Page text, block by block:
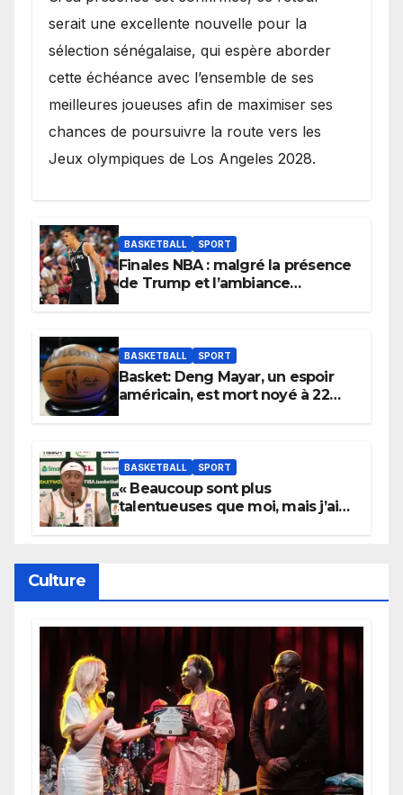
serait une excellente nouvelle pour la
sélection sénégalaise, qui espère aborder
cette échéance avec l’ensemble de ses
meilleures joueuses afin de maximiser ses
chances de poursuivre la route vers les
Jeux olympiques de Los Angeles 2028.
BASKETBALL SPORT
Finales NBA : malgré la présence
de Trump et l’ambiance
BASKETBALL SPORT
Basket: Deng Mayar, un espoir
américain, est mort noyé à 22
BASKETBALL SPORT
« Beaucoup sont plus
talentueuses que moi, mais j’ai
Culture